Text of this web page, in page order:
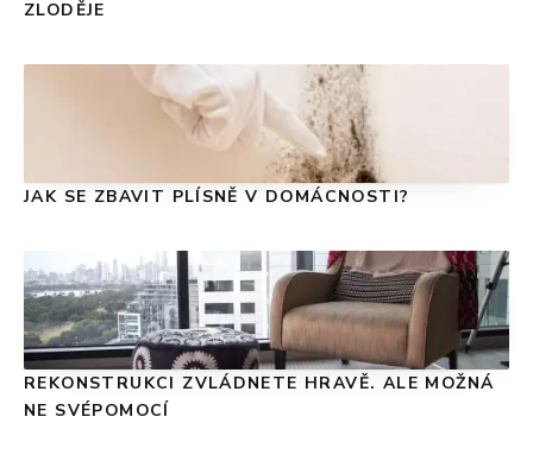
ZLODĚJE
JAK SE ZBAVIT PLÍSNĚ V DOMÁCNOSTI?
REKONSTRUKCI ZVLÁDNETE HRAVĚ. ALE MOŽNÁ
NE SVÉPOMOCÍ